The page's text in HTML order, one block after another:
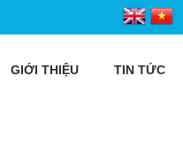
GIỚI THIỆU TIN TỨC